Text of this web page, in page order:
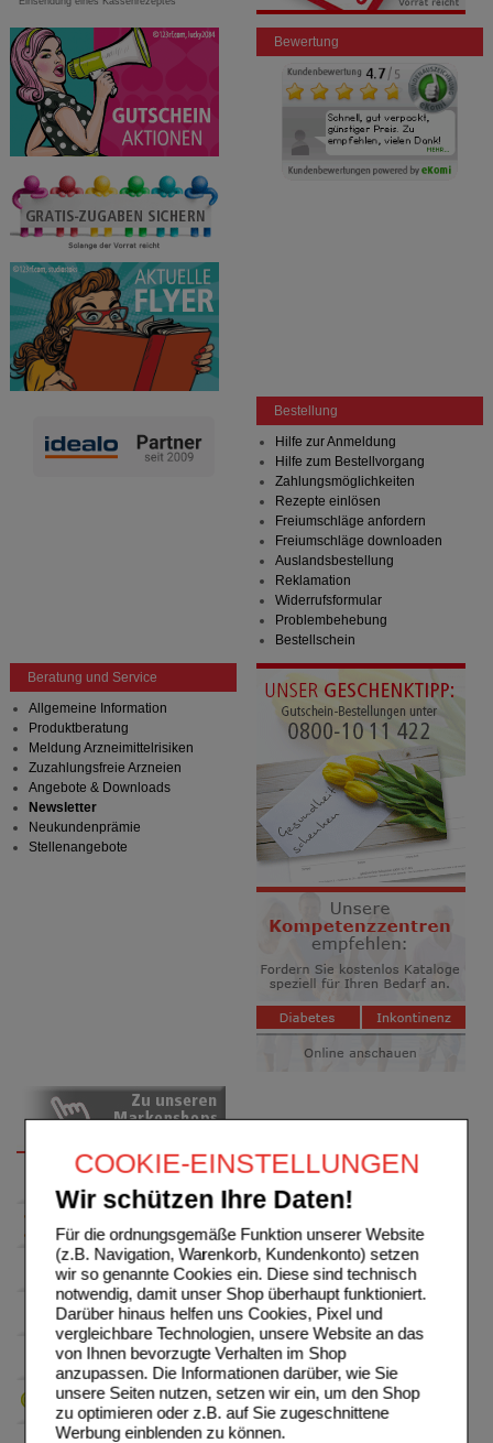
COOKIE-EINSTELLUNGEN
Wir schützen Ihre Daten!
Für die ordnungsgemäße Funktion unserer Website
(z.B. Navigation, Warenkorb, Kundenkonto) setzen
wir so genannte Cookies ein. Diese sind technisch
notwendig, damit unser Shop überhaupt funktioniert.
Darüber hinaus helfen uns Cookies, Pixel und
vergleichbare Technologien, unsere Website an das
von Ihnen bevorzugte Verhalten im Shop
anzupassen. Die Informationen darüber, wie Sie
unsere Seiten nutzen, setzen wir ein, um den Shop
zu optimieren oder z.B. auf Sie zugeschnittene
Werbung einblenden zu können.
Bewertung
Bestellung
Hilfe zur Anmeldung
Hilfe zum Bestellvorgang
Zahlungsmöglichkeiten
Rezepte einlösen
Freiumschläge anfordern
Freiumschläge downloaden
Auslandsbestellung
Reklamation
Widerrufsformular
Problembehebung
Bestellschein
Beratung und Service
Allgemeine Information
Produktberatung
Meldung Arzneimittelrisiken
Zuzahlungsfreie Arzneien
Angebote & Downloads
Newsletter
Neukundenprämie
Stellenangebote